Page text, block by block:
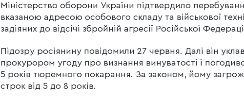
Міністерство оборони України підтвердило
вказаною адресою особового складу та військової
задіяних до відсічі збройній агресії Російської
Підозру росіянину повідомили 27 червня. Далі він уклав
прокурором угоду про визнання винуватості і
5 років тюремного покарання. За законом, йому
строк від 5 до 8 років.